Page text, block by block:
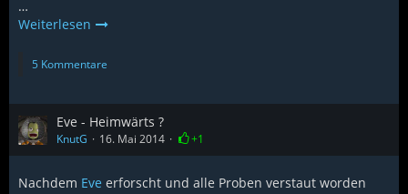
…
Weiterlesen
5 Kommentare
Eve - Heimwärts ?
KnutG 16. Mai 2014 +1
Nachdem Eve erforscht und alle Proben verstaut worden